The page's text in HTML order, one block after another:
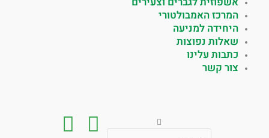
המרכז האמבולטורי
היחידה למניעה
שאלות נפוצות
כתבות עלינו
צור קשר